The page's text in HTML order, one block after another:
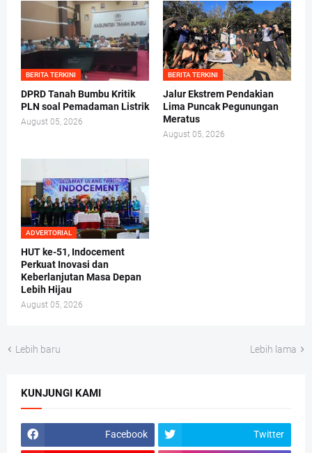
BERITA TERKINI
DPRD Tanah Bumbu Kritik
PLN soal Pemadaman Listrik
August 05, 2026
BERITA TERKINI
Jalur Ekstrem Pendakian
Lima Puncak Pegunungan
Meratus
August 05, 2026
ADVERTORIAL
HUT ke-51, Indocement
Perkuat Inovasi dan
Keberlanjutan Masa Depan
Lebih Hijau
August 05, 2026
Lebih baru Lebih lama
KUNJUNGI KAMI
Facebook Twitter